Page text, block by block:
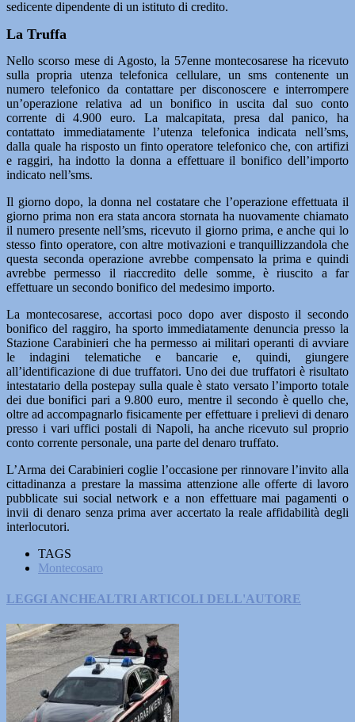
sedicente dipendente di un istituto di credito.
La Truffa
Nello scorso mese di Agosto, la 57enne montecosarese ha ricevuto
sulla propria utenza telefonica cellulare, un sms contenente un
numero telefonico da contattare per disconoscere e interrompere
un’operazione relativa ad un bonifico in uscita dal suo conto
corrente di 4.900 euro. La malcapitata, presa dal panico, ha
contattato immediatamente l’utenza telefonica indicata nell’sms,
dalla quale ha risposto un finto operatore telefonico che, con artifizi
e raggiri, ha indotto la donna a effettuare il bonifico dell’importo
indicato nell’sms.
Il giorno dopo, la donna nel costatare che l’operazione effettuata il
giorno prima non era stata ancora stornata ha nuovamente chiamato
il numero presente nell’sms, ricevuto il giorno prima, e anche qui lo
stesso finto operatore, con altre motivazioni e tranquillizzandola che
questa seconda operazione avrebbe compensato la prima e quindi
avrebbe permesso il riaccredito delle somme, è riuscito a far
effettuare un secondo bonifico del medesimo importo.
La montecosarese, accortasi poco dopo aver disposto il secondo
bonifico del raggiro, ha sporto immediatamente denuncia presso la
Stazione Carabinieri che ha permesso ai militari operanti di avviare
le indagini telematiche e bancarie e, quindi, giungere
all’identificazione di due truffatori. Uno dei due truffatori è risultato
intestatario della postepay sulla quale è stato versato l’importo totale
dei due bonifici pari a 9.800 euro, mentre il secondo è quello che,
oltre ad accompagnarlo fisicamente per effettuare i prelievi di denaro
presso i vari uffici postali di Napoli, ha anche ricevuto sul proprio
conto corrente personale, una parte del denaro truffato.
L’Arma dei Carabinieri coglie l’occasione per rinnovare l’invito alla
cittadinanza a prestare la massima attenzione alle offerte di lavoro
pubblicate sui social network e a non effettuare mai pagamenti o
invii di denaro senza prima aver accertato la reale affidabilità degli
interlocutori.
TAGS
Montecosaro
LEGGI ANCHEALTRI ARTICOLI DELL'AUTORE